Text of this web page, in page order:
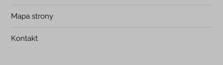
Mapa strony
Kontakt